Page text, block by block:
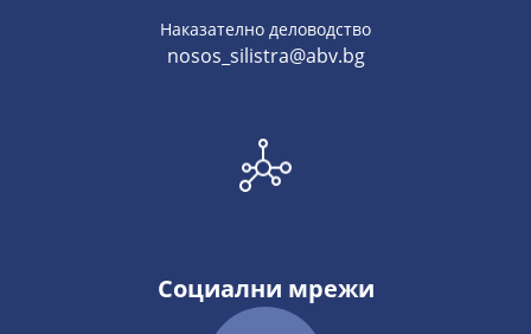
Наказателно деловодство
nosos_silistra@abv.bg
Социални мрежи